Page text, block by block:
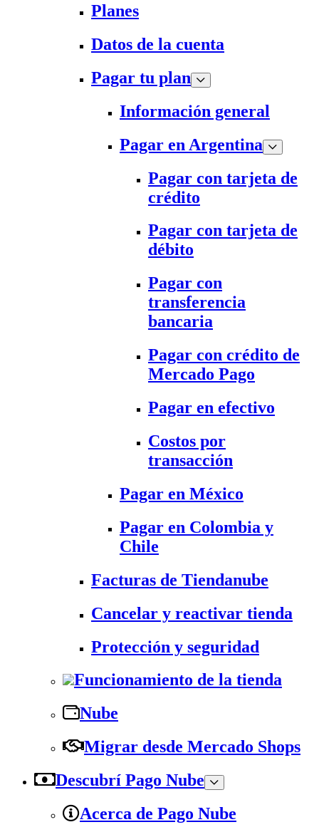
Planes
Datos de la cuenta
Pagar tu plan
Información general
Pagar en Argentina
Pagar con tarjeta de
crédito
Pagar con tarjeta de
débito
Pagar con
transferencia
bancaria
Pagar con crédito de
Mercado Pago
Pagar en efectivo
Costos por
transacción
Pagar en México
Pagar en Colombia y
Chile
Facturas de Tiendanube
Cancelar y reactivar tienda
Protección y seguridad
Funcionamiento de la tienda
Nube
Migrar desde Mercado Shops
Descubrí Pago Nube
Acerca de Pago Nube